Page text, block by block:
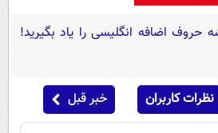
حروف اضافه انگلیسی را یاد بگیرید!
نظرات کاربران خبر قبل